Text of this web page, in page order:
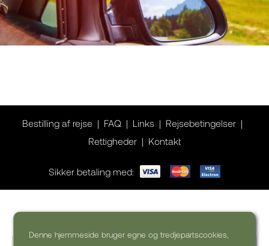
Denne hjemmeside bruger egne og tredjepartscookies,
Bestilling af rejse FAQ Links
Rejsebetingelser
Rettigheder
Kontakt
Sikker betaling med: